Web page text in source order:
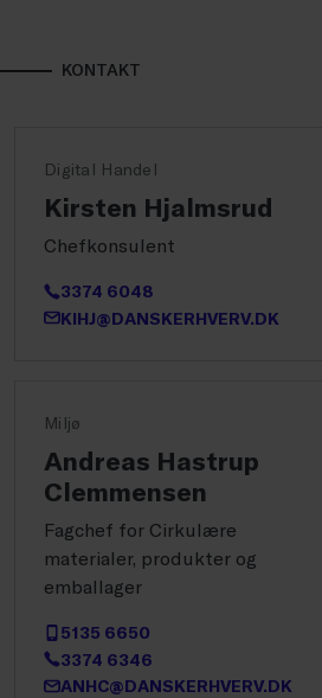
KONTAKT
Digital Handel
Kirsten Hjalmsrud
Chefkonsulent
3374 6048
KIHJ@DANSKERHVERV.DK
Miljø
Andreas Hastrup
Clemmensen
Fagchef for Cirkulære
materialer, produkter og
emballager
5135 6650
3374 6346
ANHC@DANSKERHVERV.DK